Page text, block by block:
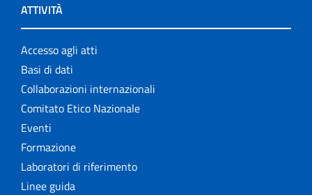
ATTIVITÀ
Accesso agli atti
Basi di dati
Collaborazioni internazionali
Comitato Etico Nazionale
Eventi
Formazione
Laboratori di riferimento
Linee guida